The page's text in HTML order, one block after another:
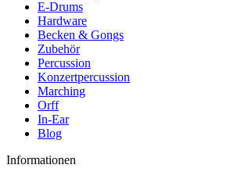
E-Drums
Hardware
Becken & Gongs
Zubehör
Percussion
Konzertpercussion
Marching
Orff
In-Ear
Blog
Informationen